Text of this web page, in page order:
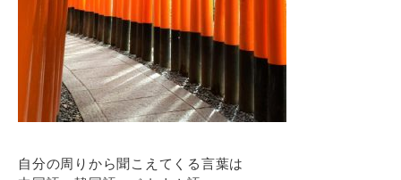
自分の周りから聞こえてくる言葉は